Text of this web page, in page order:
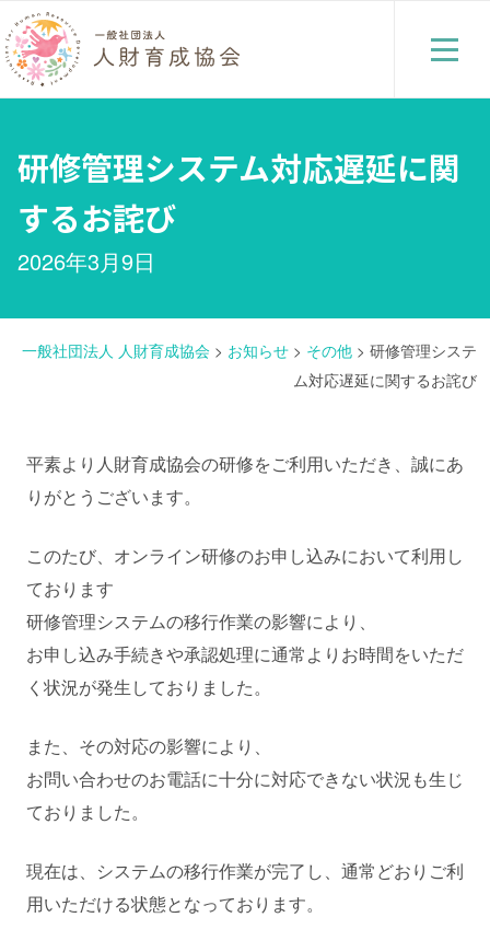
研修管理システム対応遅延に関
するお詫び
2026年3月9日
一般社団法人 人財育成協会 > お知らせ > その他 > 研修管理システ
ム対応遅延に関するお詫び
平素より人財育成協会の研修をご利用いただき、誠にあ
りがとうございます。
このたび、オンライン研修のお申し込みにおいて利用し
ております
研修管理システムの移行作業の影響により、
お申し込み手続きや承認処理に通常よりお時間をいただ
く状況が発生しておりました。
また、その対応の影響により、
お問い合わせのお電話に十分に対応できない状況も生じ
ておりました。
現在は、システムの移行作業が完了し、通常どおりご利
用いただける状態となっております。